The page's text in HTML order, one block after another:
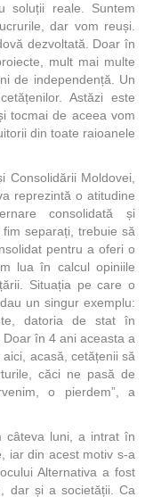
soluții reale. Suntem
dar vom reuși.
dezvoltată. Doar în
mult mai multe
de independență. Un
Astăzi este
tocmai de aceea vom
din toate raioanele
Consolidării Moldovei,
reprezintă o atitudine
consolidată și
separați, trebuie să
pentru a oferi o
lua în calcul opiniile
Situația pe care o
un singur exemplu:
datoria de stat în
în 4 ani aceasta a
acasă, cetățenii să
căci ne pasă de
o pierdem”, a
câteva luni, a intrat în
iar din acest motiv s-a
Alternativa a fost
dar și a societății. Ca